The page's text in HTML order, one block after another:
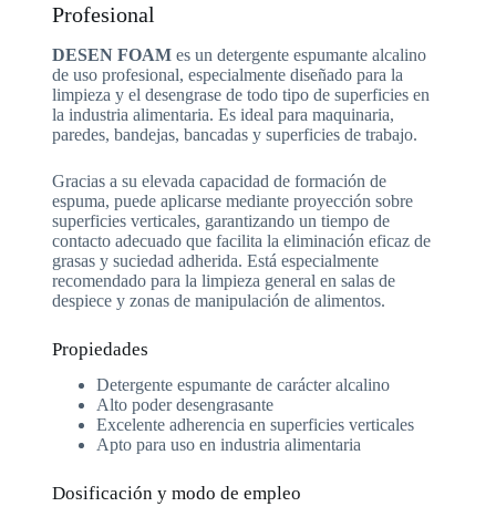
Profesional
DESEN FOAMes un detergente espumante alcalino
de uso profesional, especialmente diseñado para la
limpieza y el desengrase de todo tipo de superficies en
la industria alimentaria. Es ideal para maquinaria,
paredes, bandejas, bancadas y superficies de trabajo.
Gracias a su elevada capacidad de formación de
espuma, puede aplicarse mediante proyección sobre
superficies verticales, garantizando un tiempo de
contacto adecuado que facilita la eliminación eficaz de
grasas y suciedad adherida. Está especialmente
recomendado para la limpieza general en salas de
despiece y zonas de manipulación de alimentos.
Propiedades
Detergente espumante de carácter alcalino
Alto poder desengrasante
Excelente adherencia en superficies verticales
Apto para uso en industria alimentaria
Dosificación y modo de empleo